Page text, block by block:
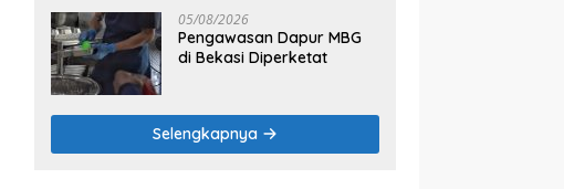
05/08/2026
Pengawasan Dapur MBG
di Bekasi Diperketat
Selengkapnya